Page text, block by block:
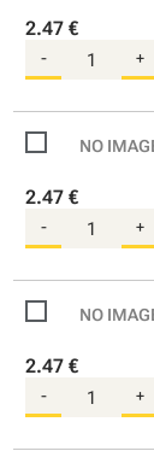
2.47 €
- +
2.47 €
- +
2.47 €
- +